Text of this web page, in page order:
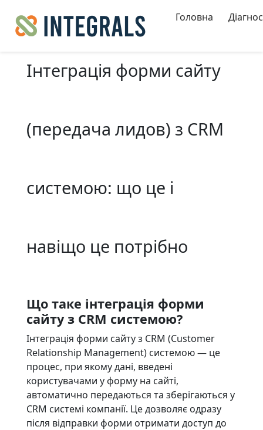
Головна
Інтеграція форми сайту
(передача лидов) з CRM
системою: що це і
навіщо це потрібно
Що таке інтеграція форми
сайту з CRM системою?
Інтеграція форми сайту з CRM (Customer
Relationship Management) системою — це
процес, при якому дані, введені
користувачами у форму на сайті,
автоматично передаються та зберігаються у
CRM системі компанії. Це дозволяє одразу
після відправки форми отримати доступ до